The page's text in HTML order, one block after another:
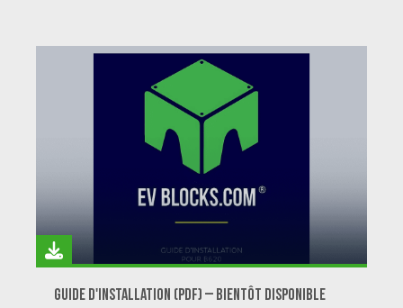
Guide d'installation (PDF) – Bientôt disponible